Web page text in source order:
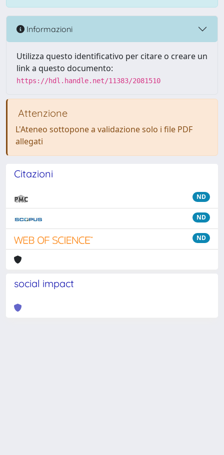
Informazioni
Utilizza questo identificativo per citare o creare un
link a questo documento:
https://hdl.handle.net/11383/2081510
Attenzione
L'Ateneo sottopone a validazione solo i file PDF
allegati
Citazioni
ND
ND
ND
social impact